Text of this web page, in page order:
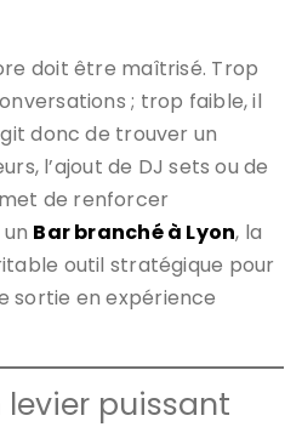
doit être maîtrisé. Trop
; trop faible, il
donc de trouver un
l’ajout de DJ sets ou de
de renforcer
Bar branché à Lyon, la
outil stratégique pour
sortie en expérience
levier puissant